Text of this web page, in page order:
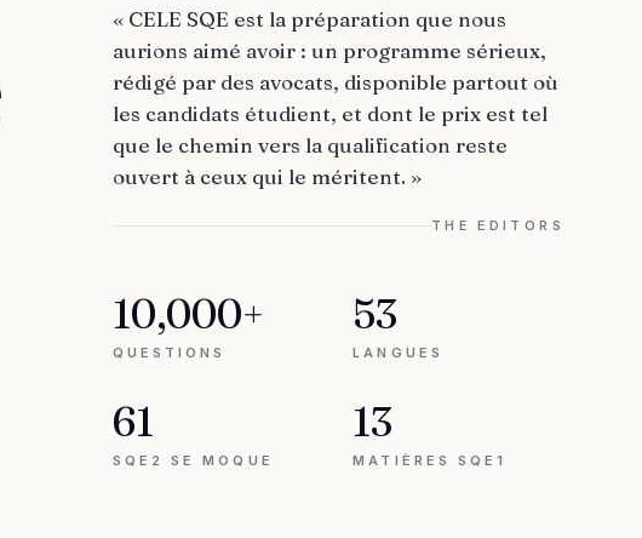
« CELE SQE est la préparation que nous
aurions aimé avoir : un programme sérieux,
rédigé par des avocats, disponible partout où
les candidats étudient, et dont le prix est tel
que le chemin vers la qualification reste
ouvert à ceux qui le méritent. »
THE EDITORS
10,000+
QUESTIONS
53
LANGUES
61
SQE2 SE MOQUE
13
MATIÈRES SQE1